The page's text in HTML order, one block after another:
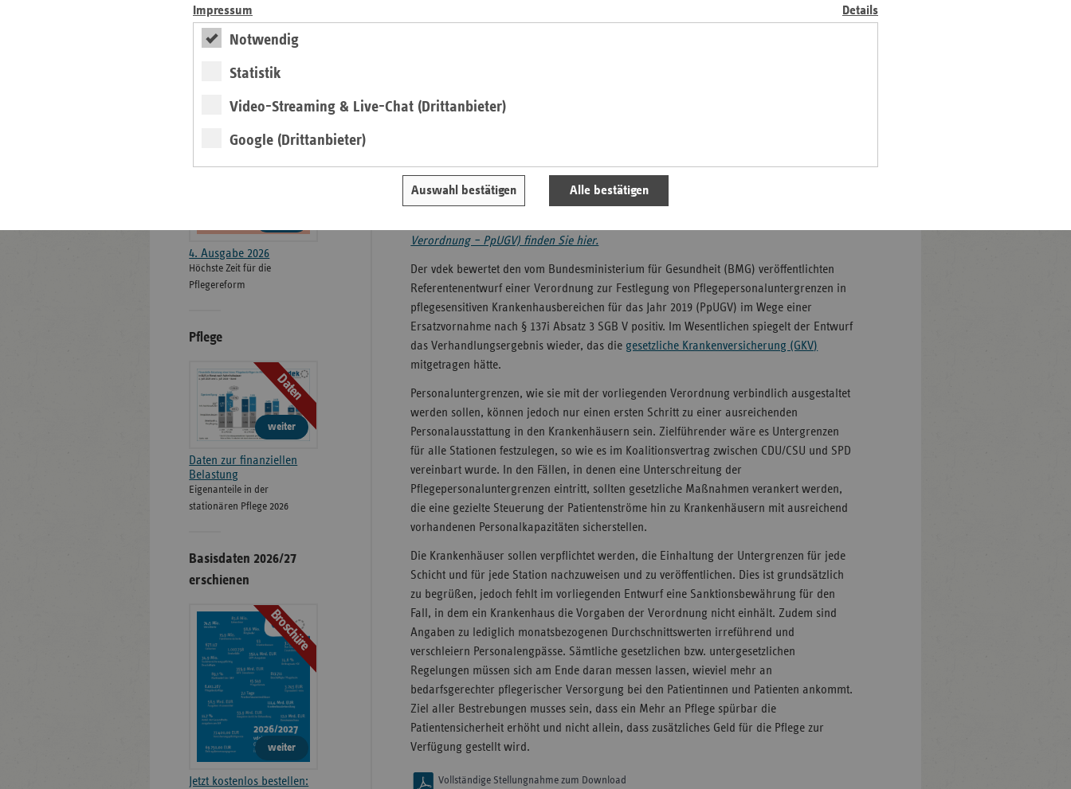
Impressum
Details
Notwendig
Statistik
Video-Streaming & Live-Chat (Drittanbieter)
Google (Drittanbieter)
Auswahl bestätigen Alle bestätigen
» Nähere Informationen zur Verordnung zur Festlegung von Pflegepersonaluntergrenzen
Verordnung – PpUGV) finden Sie hier.
Der vdek bewertet den vom Bundesministerium für Gesundheit (BMG) veröffentlichten
Referentenentwurf einer Verordnung zur Festlegung von Pflegepersonaluntergrenzen in
pflegesensitiven Krankenhausbereichen für das Jahr 2019 (PpUGV) im Wege einer
Ersatzvornahme nach § 137i Absatz 3 SGB V positiv. Im Wesentlichen spiegelt der Entwurf
das Verhandlungsergebnis wieder, das die gesetzliche Krankenversicherung (GKV)
mitgetragen hätte.
Personaluntergrenzen, wie sie mit der vorliegenden Verordnung verbindlich ausgestaltet
werden sollen, können jedoch nur einen ersten Schritt zu einer ausreichenden
Personalausstattung in den Krankenhäusern sein. Zielführender wäre es Untergrenzen
für alle Stationen festzulegen, so wie es im Koalitionsvertrag zwischen CDU/CSU und SPD
vereinbart wurde. In den Fällen, in denen eine Unterschreitung der
Pflegepersonaluntergrenzen eintritt, sollten gesetzliche Maßnahmen verankert werden,
die eine gezielte Steuerung der Patientenströme hin zu Krankenhäusern mit ausreichend
vorhandenen Personalkapazitäten sicherstellen.
Die Krankenhäuser sollen verpflichtet werden, die Einhaltung der Untergrenzen für jede
Schicht und für jede Station nachzuweisen und zu veröffentlichen. Dies ist grundsätzlich
zu begrüßen, jedoch fehlt im vorliegenden Entwurf eine Sanktionsbewährung für den
Fall, in dem ein Krankenhaus die Vorgaben der Verordnung nicht einhält. Zudem sind
Angaben zu lediglich monatsbezogenen Durchschnittswerten irreführend und
verschleiern Personalengpässe. Sämtliche gesetzlichen bzw. untergesetzlichen
Regelungen müssen sich am Ende daran messen lassen, wieviel mehr an
bedarfsgerechter pflegerischer Versorgung bei den Patientinnen und Patienten ankommt.
Ziel aller Bestrebungen musses sein, dass ein Mehr an Pflege spürbar die
Patientensicherheit erhöht und nicht allein, dass zusätzliches Geld für die Pflege zur
Verfügung gestellt wird.
Vollständige Stellungnahme zum Download
ePaper
4. Ausgabe 2026
Höchste Zeit für die
Pflegereform
Pflege
Daten
weiter
Daten zur finanziellen
Belastung
Eigenanteile in der
stationären Pflege 2026
Basisdaten 2026/27
erschienen
Broschüre
weiter
Jetzt kostenlos bestellen: